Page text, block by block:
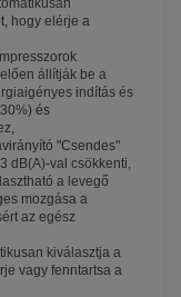
hogy elérje a
állítják be a
indítás és
és
"Csendes"
dB(A)-val csökkenti,
a levegő
mozgása a
az egész
kiválasztja a
vagy fenntartsa a